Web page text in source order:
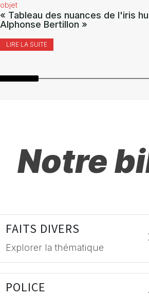
objet
« Tableau des nuances de l'iris
Alphonse Bertillon »
LIRE LA SUITE
Notre
FAITS DIVERS
Explorer la thématique
POLICE